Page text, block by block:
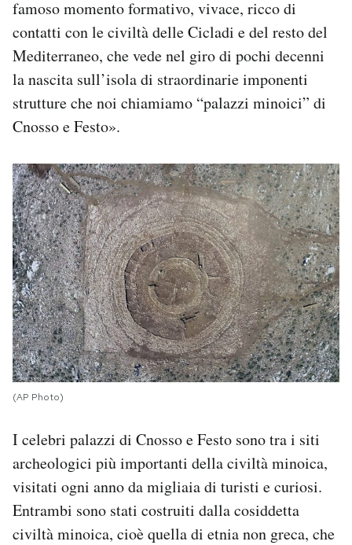
famoso momento formativo, vivace, ricco di
contatti con le civiltà delle Cicladi e del resto del
Mediterraneo, che vede nel giro di pochi decenni
la nascita sull’isola di straordinarie imponenti
strutture che noi chiamiamo “palazzi minoici” di
Cnosso e Festo».
(AP Photo)
I celebri palazzi di Cnosso e Festo sono tra i siti
archeologici più importanti della civiltà minoica,
visitati ogni anno da migliaia di turisti e curiosi.
Entrambi sono stati costruiti dalla cosiddetta
civiltà minoica, cioè quella di etnia non greca, che